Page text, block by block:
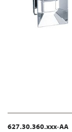
627.30.360.xxx-AA